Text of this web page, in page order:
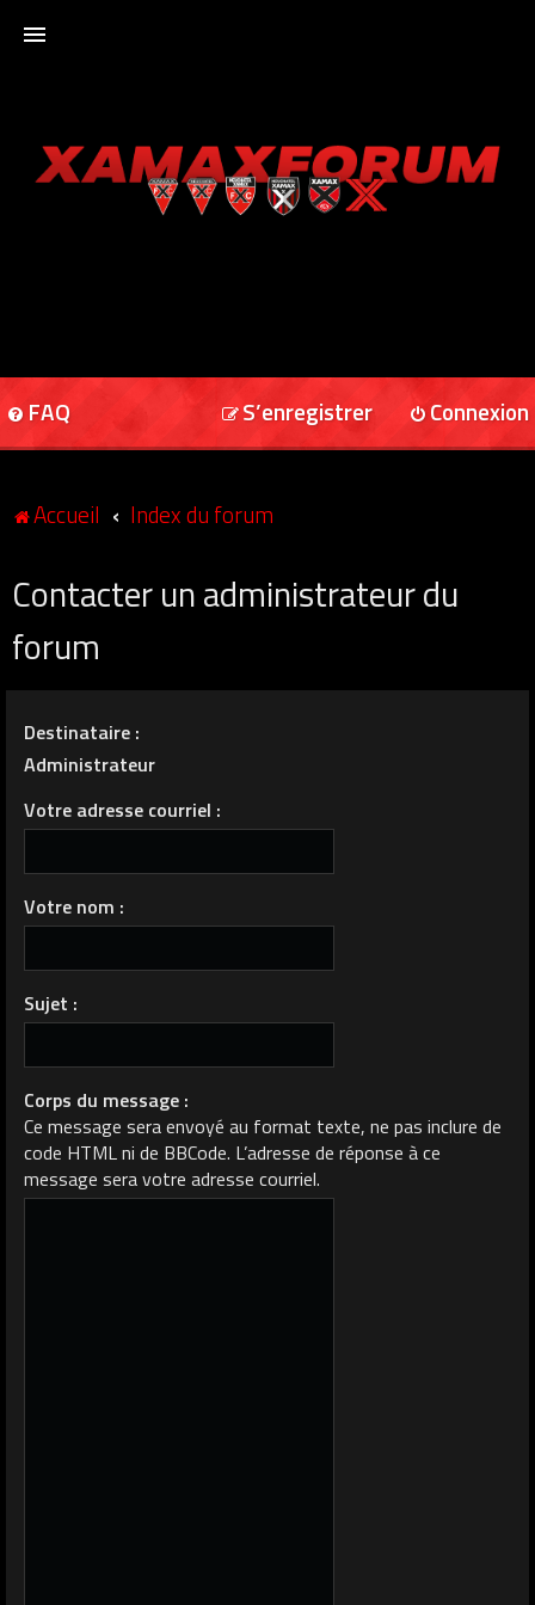
XAMAXFORUM
FAQ Connexion
S’enregistrer
Accueil Index du forum
Contacter un administrateur du
forum
Destinataire :
Administrateur
Votre adresse courriel :
Votre nom :
Sujet :
Corps du message :
Ce message sera envoyé au format texte, ne pas inclure de
code HTML ni de BBCode. L’adresse de réponse à ce
message sera votre adresse courriel.